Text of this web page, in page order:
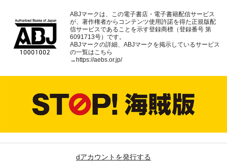
ABJマークは、この電子書店・電子書籍配信サービス
が、著作権者からコンテンツ使用許諾を得た正規版配
信サービスであることを示す登録商標（登録番号 第
6091713号）です。
ABJマークの詳細、ABJマークを掲示しているサービス
の一覧はこちら
→https://aebs.or.jp/
dアカウントを発行する